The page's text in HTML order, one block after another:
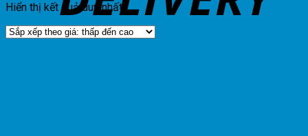
Hiển thị kết quả duy nhất